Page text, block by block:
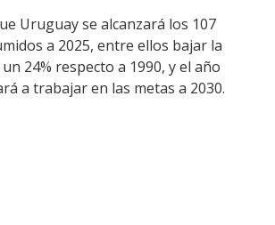
Uruguay se alcanzará los 107
a 2025, entre ellos bajar la
24% respecto a 1990, y el año
a trabajar en las metas a 2030.